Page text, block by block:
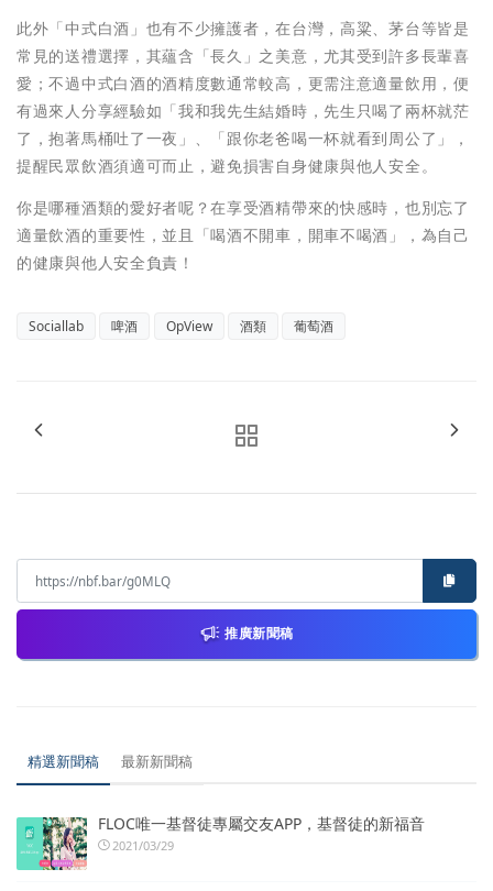
此外「中式白酒」也有不少擁護者，在台灣，高粱、茅台等皆是
常見的送禮選擇，其蘊含「長久」之美意，尤其受到許多長輩喜
愛；不過中式白酒的酒精度數通常較高，更需注意適量飲用，便
有過來人分享經驗如「我和我先生結婚時，先生只喝了兩杯就茫
了，抱著馬桶吐了一夜」、「跟你老爸喝一杯就看到周公了」，
提醒民眾飲酒須適可而止，避免損害自身健康與他人安全。
你是哪種酒類的愛好者呢？在享受酒精帶來的快感時，也別忘了
適量飲酒的重要性，並且「喝酒不開車，開車不喝酒」，為自己
的健康與他人安全負責！
Sociallab 啤酒 OpView 酒類 葡萄酒
推廣新聞稿
精選新聞稿 最新新聞稿
FLOC唯一基督徒專屬交友APP，基督徒的新福音
2021/03/29